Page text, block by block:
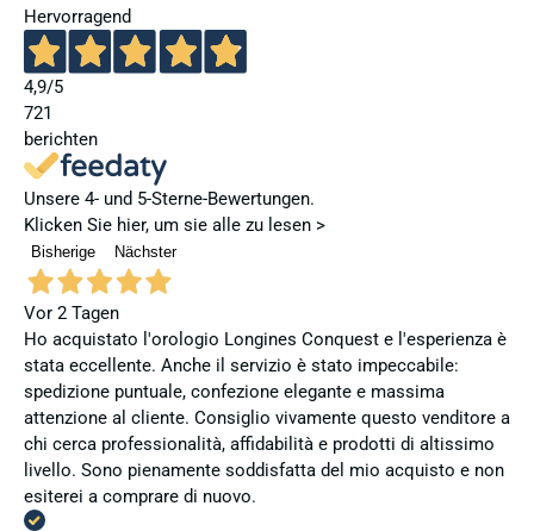
Hervorragend
4,9/5
721
berichten
Unsere 4- und 5-Sterne-Bewertungen.
Klicken Sie hier, um sie alle zu lesen >
Bisherige Nächster
Vor 2 Tagen
Ho acquistato l'orologio Longines Conquest e l'esperienza è
stata eccellente. Anche il servizio è stato impeccabile:
spedizione puntuale, confezione elegante e massima
attenzione al cliente. Consiglio vivamente questo venditore a
chi cerca professionalità, affidabilità e prodotti di altissimo
livello. Sono pienamente soddisfatta del mio acquisto e non
esiterei a comprare di nuovo.